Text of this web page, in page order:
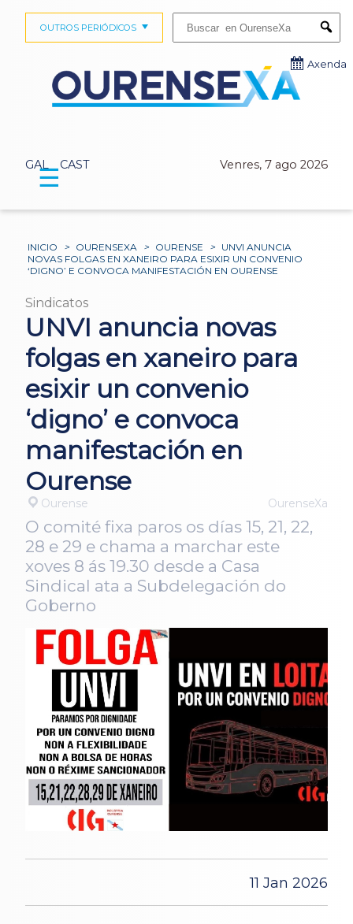
GAL CAST Venres, 7 ago 2026
OUTROS PERIÓDICOS
Axenda
☰
INICIO > OURENSEXA > OURENSE > UNVI ANUNCIA
NOVAS FOLGAS EN XANEIRO PARA ESIXIR UN CONVENIO
‘DIGNO’ E CONVOCA MANIFESTACIÓN EN OURENSE
Sindicatos
UNVI anuncia novas
folgas en xaneiro para
esixir un convenio
‘digno’ e convoca
manifestación en
Ourense
Ourense OurenseXa
O comité fixa paros os días 15, 21, 22,
28 e 29 e chama a marchar este
xoves 8 ás 19.30 desde a Casa
Sindical ata a Subdelegación do
Goberno
11 Jan 2026